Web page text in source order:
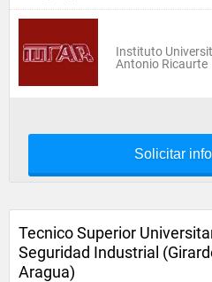
Instituto
Antonio Ricaurte
Solicitar
Tecnico Superior
Seguridad Industrial
Aragua)